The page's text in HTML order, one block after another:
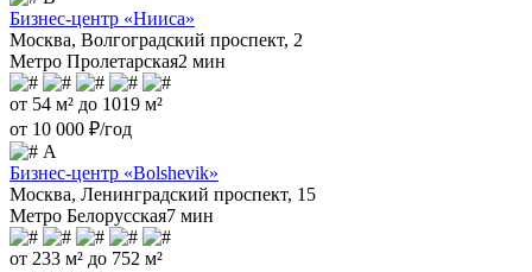
Бизнес-центр «Нииса»
Москва, Волгоградский проспект, 2
Метро Пролетарская2 мин
от 54 м² до 1019 м²
от 10 000 ₽/год
А
Бизнес-центр «Bolshevik»
Москва, Ленинградский проспект, 15
Метро Белорусская7 мин
от 233 м² до 752 м²